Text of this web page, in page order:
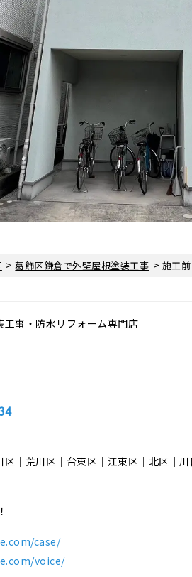
>葛飾区鎌倉で外壁屋根塗装工事 > 施工前
事・防水リフォーム専門店
｜荒川区｜台東区｜江東区｜北区｜
case/
voice/